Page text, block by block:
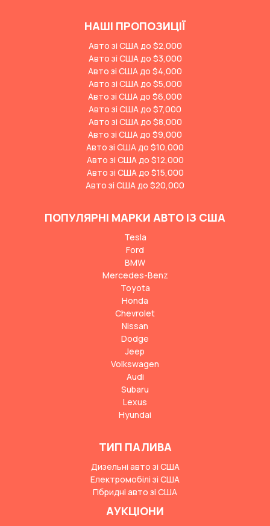
НАШІ ПРОПОЗИЦІЇ
Авто зі США до $2,000
Авто зі США до $3,000
Авто зі США до $4,000
Авто зі США до $5,000
Авто зі США до $6,000
Авто зі США до $7,000
Авто зі США до $8,000
Авто зі США до $9,000
Авто зі США до $10,000
Авто зі США до $12,000
Авто зі США до $15,000
Авто зі США до $20,000
ПОПУЛЯРНІ МАРКИ АВТО ІЗ США
Tesla
Ford
BMW
Mercedes-Benz
Toyota
Honda
Chevrolet
Nissan
Dodge
Jeep
Volkswagen
Audi
Subaru
Lexus
Hyundai
ТИП ПАЛИВА
Дизельні авто зі США
Електромобілі зі США
Гібридні авто зі США
АУКЦІОНИ